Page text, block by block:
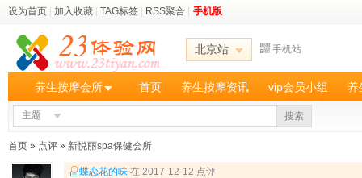
设为首页 加入收藏 TAG标签 RSS聚合 手机版
北京站 手机站
养生按摩会所 首页 养生按摩资讯 vip会员小组 养
主题 搜索
首页 » 点评 » 新悦丽spa保健会所
蝶恋花的味 在 2017-12-12 点评